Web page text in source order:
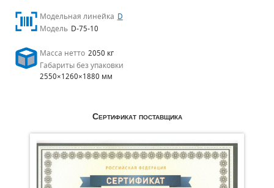
Модельная линейка D
Модель D-75-10
Масса нетто 2050 кг
Габариты без упаковки
2550×1260×1880 мм
Сертификат поставщика